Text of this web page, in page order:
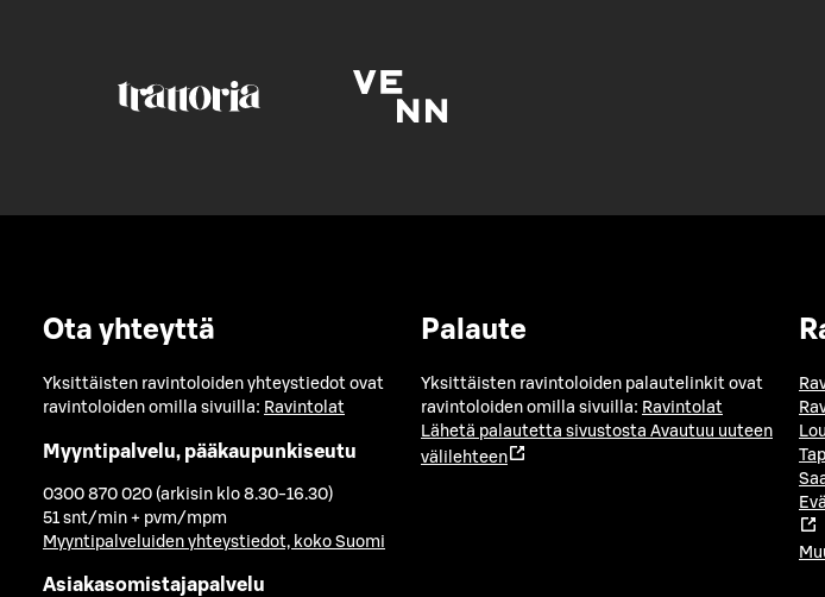
Ota yhteyttä
Yksittäisten ravintoloiden yhteystiedot ovat
ravintoloiden omilla sivuilla: Ravintolat
Myyntipalvelu, pääkaupunkiseutu
0300 870 020 (arkisin klo 8.30-16.30)
51 snt/min + pvm/mpm
Myyntipalveluiden yhteystiedot, koko Suomi
Asiakasomistajapalvelu
Palaute
Yksittäisten ravintoloiden palautelinkit ovat
ravintoloiden omilla sivuilla: Ravintolat
Lähetä palautetta sivustosta Avautuu uuteen
välilehteen